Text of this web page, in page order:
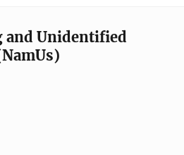
and Unidentified